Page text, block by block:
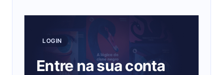
LOGIN
Entre na sua conta